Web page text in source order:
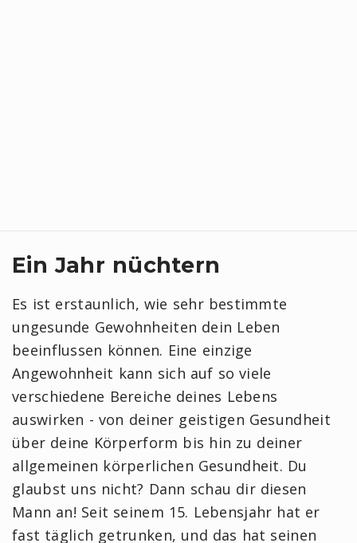
Ein Jahr nüchtern
Es ist erstaunlich, wie sehr bestimmte
ungesunde Gewohnheiten dein Leben
beeinflussen können. Eine einzige
Angewohnheit kann sich auf so viele
verschiedene Bereiche deines Lebens
auswirken - von deiner geistigen Gesundheit
über deine Körperform bis hin zu deiner
allgemeinen körperlichen Gesundheit. Du
glaubst uns nicht? Dann schau dir diesen
Mann an! Seit seinem 15. Lebensjahr hat er
fast täglich getrunken, und das hat seinen